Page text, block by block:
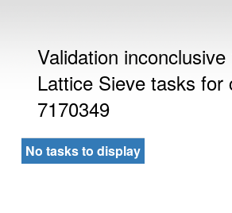
Validation inconclusive
Lattice Sieve tasks for
7170349
No tasks to display